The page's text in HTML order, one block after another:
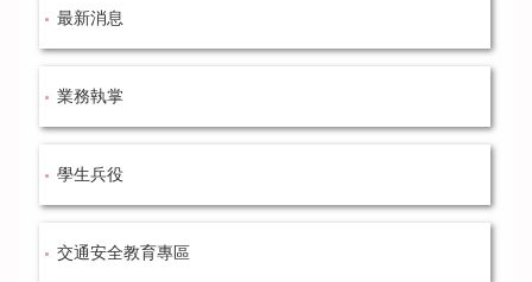
最新消息
業務執掌
學生兵役
交通安全教育專區